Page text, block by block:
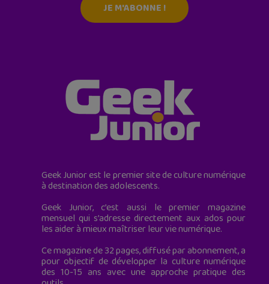
JE M'ABONNE !
Geek Junior est le premier site de culture numérique
à destination des adolescents.
Geek Junior, c’est aussi le premier magazine
mensuel qui s’adresse directement aux ados pour
les aider à mieux maîtriser leur vie numérique.
Ce magazine de 32 pages, diffusé par abonnement, a
pour objectif de développer la culture numérique
des 10-15 ans avec une approche pratique des